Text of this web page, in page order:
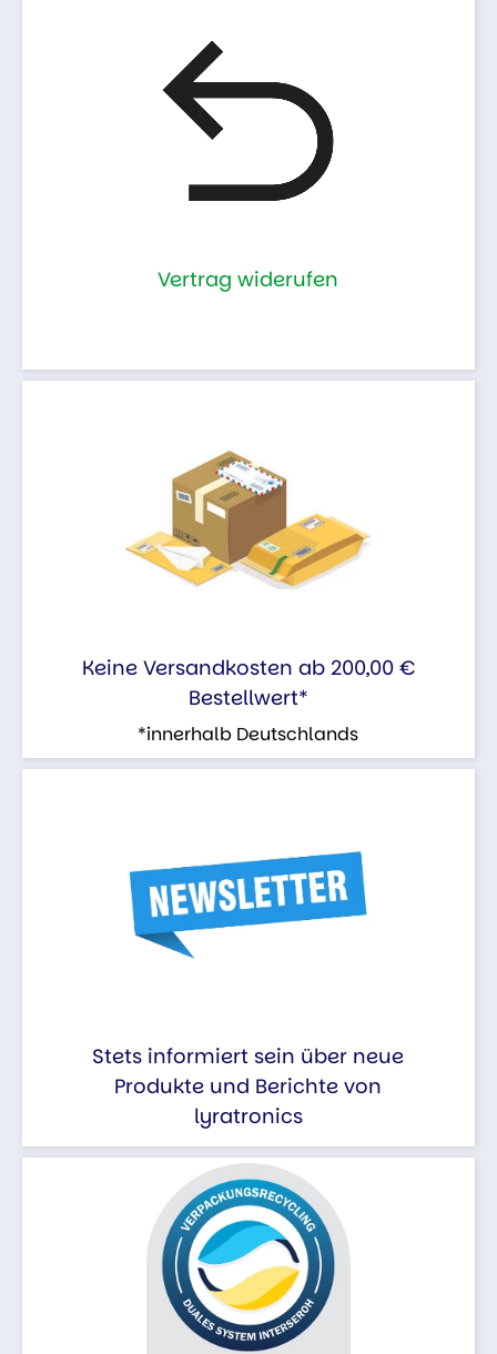
Vertrag widerufen
Keine Versandkosten ab 200,00 €
Bestellwert*
*innerhalb Deutschlands
Stets informiert sein über neue
Produkte und Berichte von
lyratronics